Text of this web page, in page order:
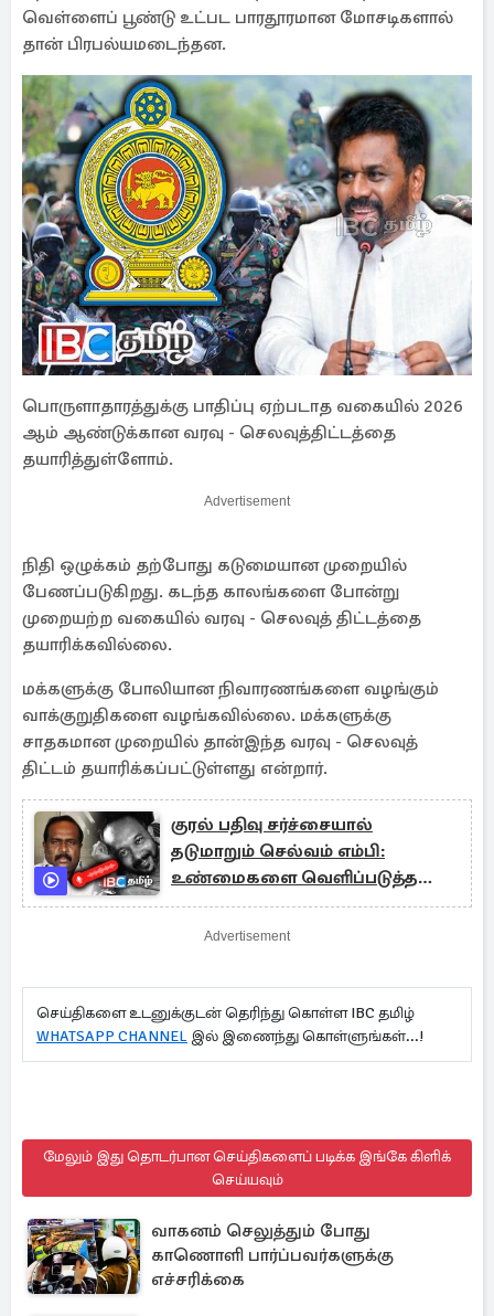
வெள்ளைப் பூண்டு உட்பட பாரதூரமான மோசடிகளால்
தான் பிரபல்யமடைந்தன.
பொருளாதாரத்துக்கு பாதிப்பு ஏற்படாத வகையில் 2026
ஆம் ஆண்டுக்கான வரவு - செலவுத்திட்டத்தை
தயாரித்துள்ளோம்.
Advertisement
நிதி ஒழுக்கம் தற்போது கடுமையான முறையில்
பேணப்படுகிறது. கடந்த காலங்களை போன்று
முறையற்ற வகையில் வரவு - செலவுத் திட்டத்தை
தயாரிக்கவில்லை.
மக்களுக்கு போலியான நிவாரணங்களை வழங்கும்
வாக்குறுதிகளை வழங்கவில்லை. மக்களுக்கு
சாதகமான முறையில் தான்இந்த வரவு - செலவுத்
திட்டம் தயாரிக்கப்பட்டுள்ளது என்றார்.
குரல் பதிவு சர்ச்சையால்
தடுமாறும் செல்வம் எம்பி:
உண்மைகளை வெளிப்படுத்த
முன்வருவாரா..!
Advertisement
செய்திகளை உடனுக்குடன் தெரிந்து கொள்ள IBC தமிழ்
WHATSAPP CHANNEL இல் இணைந்து கொள்ளுங்கள்...!
மேலும் இது தொடர்பான செய்திகளைப் படிக்க இங்கே கிளிக்
செய்யவும்
வாகனம் செலுத்தும் போது
காணொளி பார்ப்பவர்களுக்கு
எச்சரிக்கை